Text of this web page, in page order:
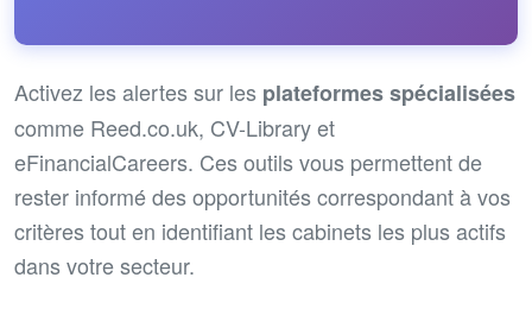
Activez les alertes sur les plateformes spécialisées
comme Reed.co.uk, CV-Library et
eFinancialCareers. Ces outils vous permettent de
rester informé des opportunités correspondant à vos
critères tout en identifiant les cabinets les plus actifs
dans votre secteur.